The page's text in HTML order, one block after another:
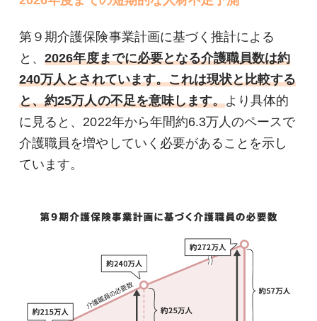
第９期介護保険事業計画に基づく推計による
と、2026年度までに必要となる介護職員数は約
240万人とされています。これは現状と比較する
と、約25万人の不足を意味します。より具体的
に見ると、2022年から年間約6.3万人のペースで
介護職員を増やしていく必要があることを示し
ています。